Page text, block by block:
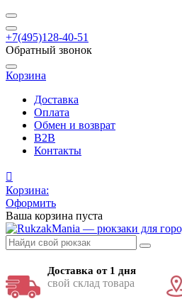
+7(495)128-40-51
Обратный звонок
Корзина
Доставка
Оплата
Обмен и возврат
B2B
Контакты
Корзина:
Оформить
Ваша корзина пуста
Доставка от 1 дня
свой склад товара